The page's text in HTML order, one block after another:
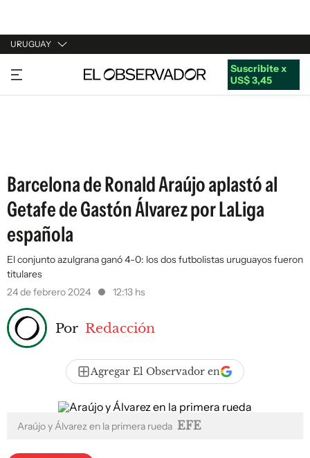
URUGUAY
URUGUAY
ARGENTINA
Suscribite x
US$ 3,45
Barcelona de Ronald Araújo aplastó al
Getafe de Gastón Álvarez por LaLiga
española
El conjunto azulgrana ganó 4-0: los dos futbolistas uruguayos fueron
titulares
24 de febrero 2024
12:13 hs
Por Redacción
Agregar El Observador en
Araújo y Álvarez en la primera rueda EFE